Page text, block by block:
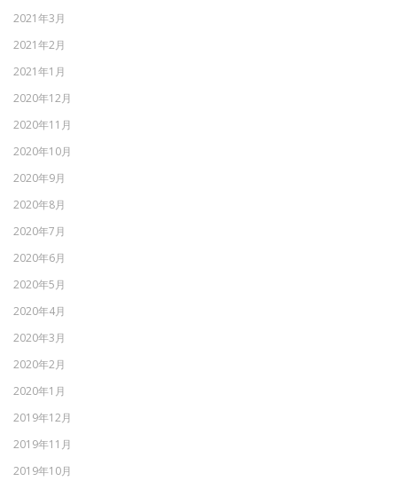
2021年3月
2021年2月
2021年1月
2020年12月
2020年11月
2020年10月
2020年9月
2020年8月
2020年7月
2020年6月
2020年5月
2020年4月
2020年3月
2020年2月
2020年1月
2019年12月
2019年11月
2019年10月